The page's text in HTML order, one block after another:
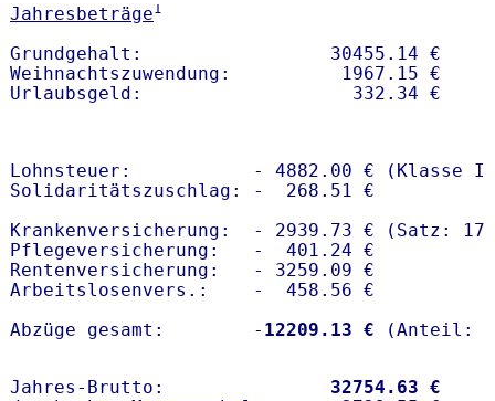
Jahresbeträge1
Grundgehalt:                 30455.14 €
Weihnachtszuwendung:          1967.15 €
Lohnsteuer:           - 4882.00 € (Klasse I)
Solidaritätszuschlag: -  268.51 €
Krankenversicherung:  - 2939.73 € (Satz:
Pflegeversicherung:   -  401.24 €
Rentenversicherung:   - 3259.09 €
Arbeitslosenvers.:    -  458.56 €
Abzüge gesamt:        - 12209.13 €
Jahres-Brutto: 32754.63 €